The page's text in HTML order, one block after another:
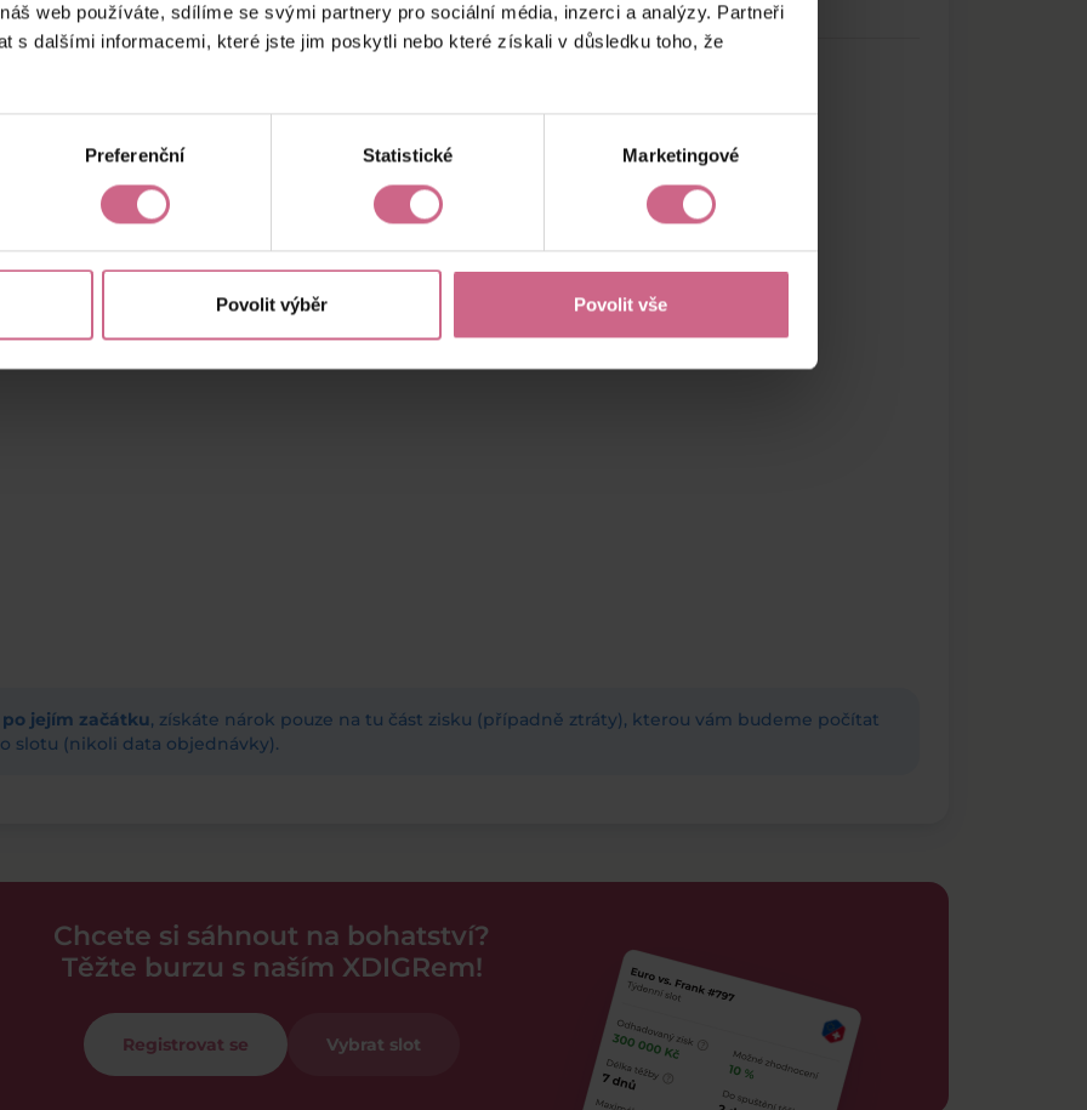
web používáte, sdílíme se svými partnery pro sociální média, inzerci a analýzy. Partneři
s dalšími informacemi, které jste jim poskytli nebo které získali v důsledku toho, že
Preferenční Statistické Marketingové
Povolit výběr Povolit vše
jejím začátku, získáte nárok pouze na tu část zisku (případně ztráty), kterou vám budeme počítat
slotu (nikoli data objednávky).
Chcete si sáhnout na bohatství?
Těžte burzu s naším XDIGRem!
Registrovat se Vybrat slot